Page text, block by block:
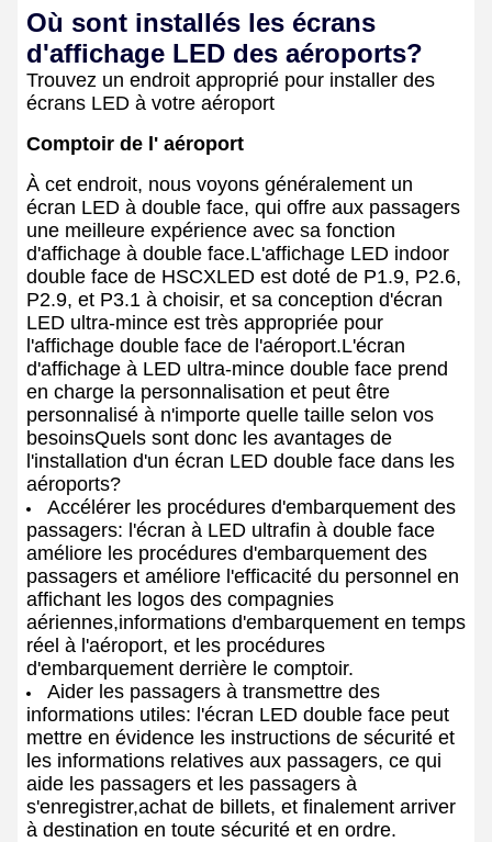
Où sont installés les écrans
d'affichage LED des aéroports?
Trouvez un endroit approprié pour installer des
écrans LED à votre aéroport
Comptoir de l' aéroport
À cet endroit, nous voyons généralement un
écran LED à double face, qui offre aux passagers
une meilleure expérience avec sa fonction
d'affichage à double face.L'affichage LED indoor
double face de HSCXLED est doté de P1.9, P2.6,
P2.9, et P3.1 à choisir, et sa conception d'écran
LED ultra-mince est très appropriée pour
l'affichage double face de l'aéroport.L'écran
d'affichage à LED ultra-mince double face prend
en charge la personnalisation et peut être
personnalisé à n'importe quelle taille selon vos
besoinsQuels sont donc les avantages de
l'installation d'un écran LED double face dans les
aéroports?
Accélérer les procédures d'embarquement des
passagers: l'écran à LED ultrafin à double face
améliore les procédures d'embarquement des
passagers et améliore l'efficacité du personnel en
affichant les logos des compagnies
aériennes,informations d'embarquement en temps
réel à l'aéroport, et les procédures
d'embarquement derrière le comptoir.
Aider les passagers à transmettre des
informations utiles: l'écran LED double face peut
mettre en évidence les instructions de sécurité et
les informations relatives aux passagers, ce qui
aide les passagers et les passagers à
s'enregistrer,achat de billets, et finalement arriver
à destination en toute sécurité et en ordre.